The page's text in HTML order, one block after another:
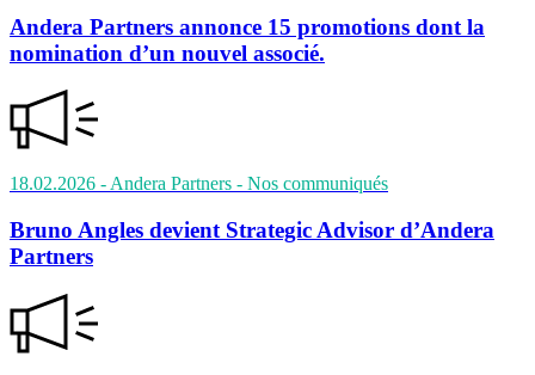
Andera Partners annonce 15 promotions dont la
nomination d’un nouvel associé.
18.02.2026 - Andera Partners - Nos communiqués
Bruno Angles devient Strategic Advisor d’Andera
Partners